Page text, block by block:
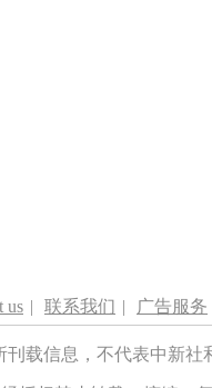
us | 联系我们 | 广告服务
刊载信息，不代表中新